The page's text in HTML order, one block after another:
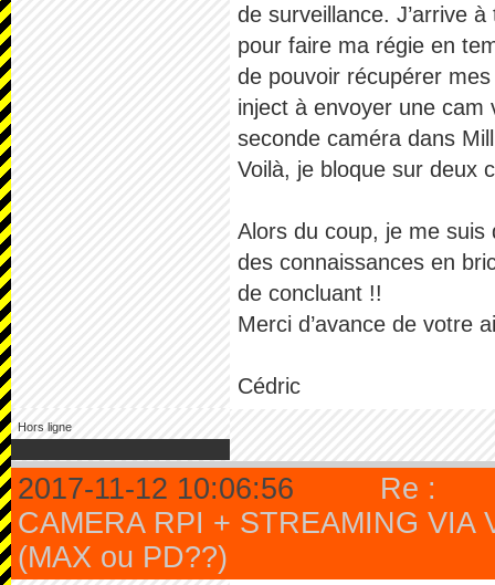
de surveillance. J’arrive
pour faire ma régie en
de pouvoir récupérer
inject à envoyer une cam
seconde caméra dans
Voilà, je bloque sur deux
Alors du coup, je me suis
des connaissances en
de concluant !!
Merci d’avance de votre
Cédric
Hors ligne
2017-11-12 10:06:56
Re :
CAMERA RPI + STREAMING VIA
(MAX ou PD??)